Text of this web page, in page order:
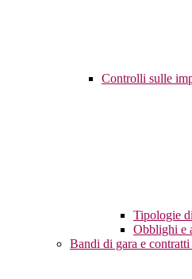
Controlli sulle
Tipologie
Obblighi e
Bandi di gara e contratti